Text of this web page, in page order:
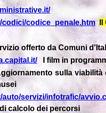
codici/codice_penale.htm
offerto da Comuni
I film in
sulla viabilità
auto/servizi/infotrafic/
calcolo dei percorsi